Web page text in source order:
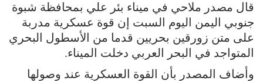
قال مصدر ملاحي في ميناء بئر علي بمحافظة شبوة
جنوبي اليمن اليوم السبت إن قوة عسكرية مدربة
على متن زورقين بحريين قدما من الأسطول البحري
المتواجد في البحر العربي دخلت الميناء.
وأضاف المصدر بأن القوة العسكرية عند وصولها